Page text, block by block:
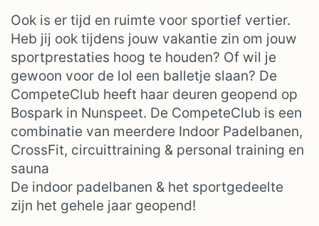
Ook is er tijd en ruimte voor sportief vertier.
Heb jij ook tijdens jouw vakantie zin om jouw
sportprestaties hoog te houden? Of wil je
gewoon voor de lol een balletje slaan? De
CompeteClub heeft haar deuren geopend op
Bospark in Nunspeet. De CompeteClub is een
combinatie van meerdere Indoor Padelbanen,
CrossFit, circuittraining & personal training en
sauna
De indoor padelbanen & het sportgedeelte
zijn het gehele jaar geopend!